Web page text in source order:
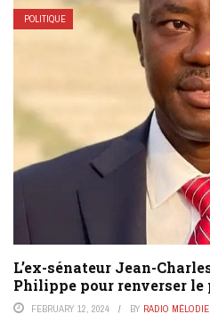
POLITIQUE
L’ex-sénateur Jean-
Philippe pour renverser le
FEBRUARY 12, 2024 BY RADIO